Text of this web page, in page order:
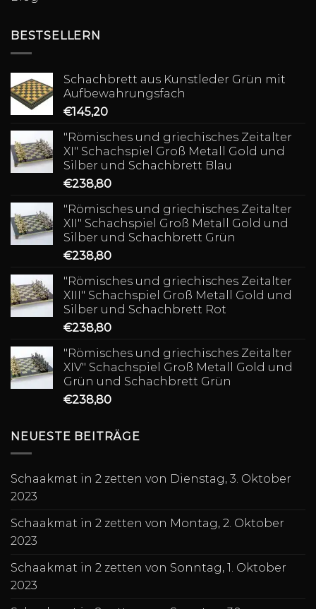
BESTSELLERN
Schachbrett aus Kunstleder Grün mit
Aufbewahrungsfach
€145,20
"Römisches und griechisches Zeitalter
XI" Schachspiel Groß Metall Gold und
Silber und Schachbrett Blau
€238,80
"Römisches und griechisches Zeitalter
XII" Schachspiel Groß Metall Gold und
Silber und Schachbrett Grün
€238,80
"Römisches und griechisches Zeitalter
XIII" Schachspiel Groß Metall Gold und
Silber und Schachbrett Rot
€238,80
"Römisches und griechisches Zeitalter
XIV" Schachspiel Groß Metall Gold und
Grün und Schachbrett Grün
€238,80
NEUESTE BEITRÄGE
Schaakmat in 2 zetten von Dienstag, 3. Oktober
2023
Schaakmat in 2 zetten von Montag, 2. Oktober
2023
Schaakmat in 2 zetten von Sonntag, 1. Oktober
2023